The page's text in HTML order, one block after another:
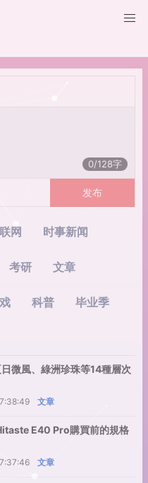
0/128字
发布
网 时事新闻
考研 文章
科普 毕业季
微風、綠洲珍珠等14種層次
文章
E40 Pro購買前的規格
文章